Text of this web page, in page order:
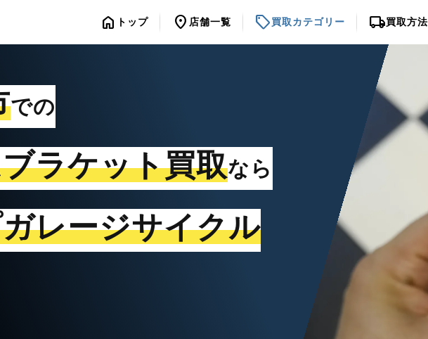
home トップ location_on 店舗一覧 sell買取カテゴリー local_shipping買取方法
での
ラケット買取なら
レージサイクル